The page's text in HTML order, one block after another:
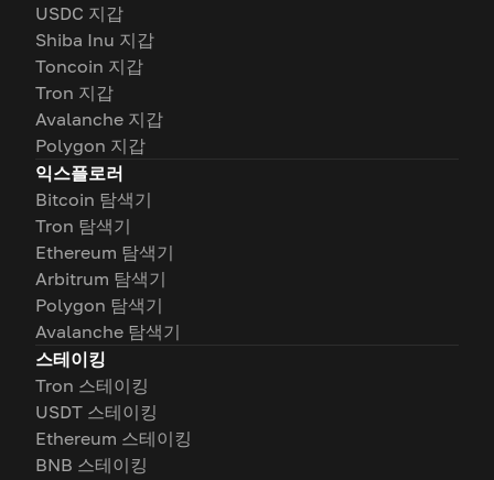
USDC 지갑
Shiba Inu 지갑
Toncoin 지갑
Tron 지갑
Avalanche 지갑
Polygon 지갑
익스플로러
Bitcoin 탐색기
Tron 탐색기
Ethereum 탐색기
Arbitrum 탐색기
Polygon 탐색기
Avalanche 탐색기
스테이킹
Tron 스테이킹
USDT 스테이킹
Ethereum 스테이킹
BNB 스테이킹